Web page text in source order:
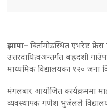
झापा– बिर्तामोडस्थित एभरेष्ट
उत्तरदायित्वअन्तर्गत बाह्रदशी
माध्यमिक विद्यालयका १२० जना
मंगलबार आयोजित कार्यक्रममा
व्यवस्थापक गणेश भुजेलले